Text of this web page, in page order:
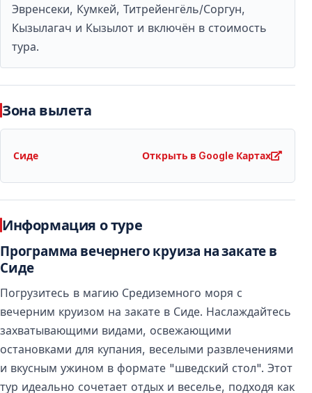
Да, в стоимость включены неограниченные пиво,
вино и безалкогольные напитки на протяжении
всего круиза.
Что рекомендуется взять с собой?
Рекомендуется взять удобную одежду, лёгкую куртку
на вечер, телефон или фотоаппарат для съёмки
заката, а также запасную одежду для пенной
Да, забор из отелей Сиде и обратный трансфер
включены в стоимость тура.
Проводится ли круиз ежедневно?
Дни проведения зависят от сезона. В высокий сезон
рекомендуется бронировать тур заранее.
Подходит ли этот круиз для пар?
Эвренсеки, Кумкей, Титрейенгёль/Соргун,
Кызылагач и Кызылот и включён в стоимость
тура.
Зона вылета
Сиде Открыть в Google Картах
Информация о туре
Программа вечернего круиза на закате в
Сиде
Погрузитесь в магию Средиземного моря с
вечерним круизом на закате в Сиде. Наслаждайтесь
захватывающими видами, освежающими
остановками для купания, веселыми развлечениями
и вкусным ужином в формате "шведский стол". Этот
тур идеально сочетает отдых и веселье, подходя как